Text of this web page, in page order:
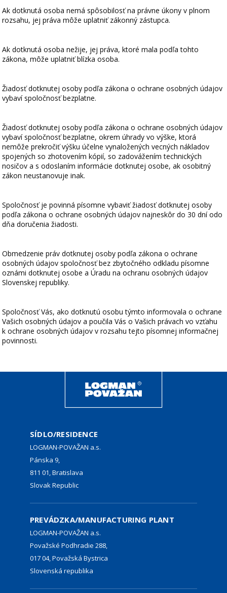
Ak dotknutá osoba nemá spôsobilosť na právne úkony v plnom
rozsahu, jej práva môže uplatniť zákonný zástupca.
Ak dotknutá osoba nežije, jej práva, ktoré mala podľa tohto
zákona, môže uplatniť blízka osoba.
Žiadosť dotknutej osoby podľa zákona o ochrane osobných údajov
vybaví spoločnosť bezplatne.
Žiadosť dotknutej osoby podľa zákona o ochrane osobných údajov
vybaví spoločnosť bezplatne, okrem úhrady vo výške, ktorá
nemôže prekročiť výšku účelne vynaložených vecných nákladov
spojených so zhotovením kópií, so zadovážením technických
nosičov a s odoslaním informácie dotknutej osobe, ak osobitný
zákon neustanovuje inak.
Spoločnosť je povinná písomne vybaviť žiadosť dotknutej osoby
podľa zákona o ochrane osobných údajov najneskôr do 30 dní odo
dňa doručenia žiadosti.
Obmedzenie práv dotknutej osoby podľa zákona o ochrane
osobných údajov spoločnosť bez zbytočného odkladu písomne
oznámi dotknutej osobe a Úradu na ochranu osobných údajov
Slovenskej republiky.
Spoločnosť Vás, ako dotknutú osobu týmto informovala o ochrane
Vašich osobných údajov a poučila Vás o Vašich právach vo vzťahu
k ochrane osobných údajov v rozsahu tejto písomnej informačnej
povinnosti.
SÍDLO/RESIDENCE
LOGMAN-POVAŽAN a.s.
Pánska 9,
811 01, Bratislava
Slovak Republic
PREVÁDZKA/MANUFACTURING PLANT
LOGMAN-POVAŽAN a.s.
Považské Podhradie 288,
017 04, Považská Bystrica
Slovenská republika